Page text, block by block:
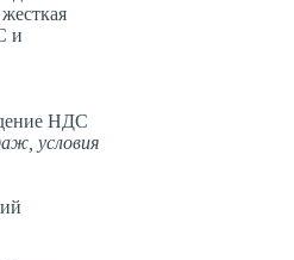
и
НДС
условия